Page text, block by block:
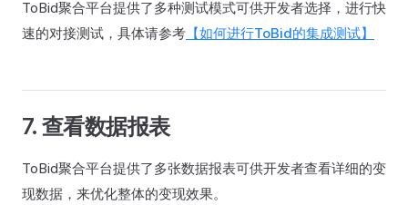
ToBid聚合平台提供了多种测试模式可供开发者选择，进行快
速的对接测试，具体请参考 【如何进行ToBid的集成测试】
7. 查看数据报表
ToBid聚合平台提供了多张数据报表可供开发者查看详细的变
现数据，来优化整体的变现效果。